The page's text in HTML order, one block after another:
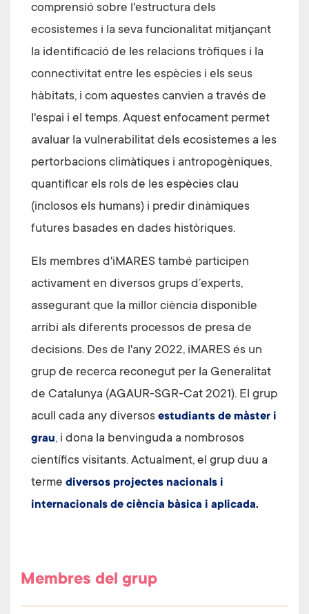
comprensió sobre l'estructura dels
ecosistemes i la seva funcionalitat mitjançant
la identificació de les relacions tròfiques i la
connectivitat entre les espècies i els seus
hàbitats, i com aquestes canvien a través de
l'espai i el temps. Aquest enfocament permet
avaluar la vulnerabilitat dels ecosistemes a les
pertorbacions climàtiques i antropogèniques,
quantificar els rols de les espècies clau
(inclosos els humans) i predir dinàmiques
futures basades en dades històriques.
Els membres d'iMARES també participen
activament en diversos grups d’experts,
assegurant que la millor ciència disponible
arribi als diferents processos de presa de
decisions. Des de l'any 2022, iMARES és un
grup de recerca reconegut per la Generalitat
de Catalunya (AGAUR-SGR-Cat 2021). El grup
acull cada any diversos estudiants de màster i
grau, i dona la benvinguda a nombrosos
científics visitants. Actualment, el grup duu a
terme diversos projectes nacionals i
internacionals de ciència bàsica i aplicada.
Membres del grup